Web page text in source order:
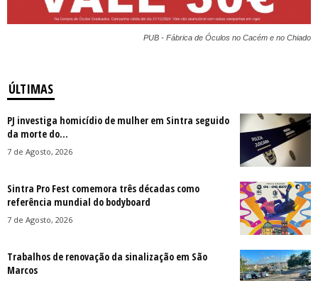
PUB - Fábrica de Óculos no Cacém e no Chiado
ÚLTIMAS
PJ investiga homicídio de mulher em Sintra seguido
da morte do...
7 de Agosto, 2026
Sintra Pro Fest comemora três décadas como
referência mundial do bodyboard
7 de Agosto, 2026
Trabalhos de renovação da sinalização em São
Marcos